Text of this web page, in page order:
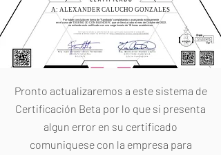
A: ALEXANDER CALUCHO GONZALES
Por haber concluido en forma de "Aprobado" completando y avanzando exitosamente
en el curso de "DISEÑO 3D CON BLENDER", que se llevó a cabo el mes de Octubre del 2022,
se extiende este certificado con una carga horaria de 16 horas académicas.
Pronto actualizaremos a este sistema de
Certificación Beta por lo que si presenta
algun error en su certificado
comuniquese con la empresa para